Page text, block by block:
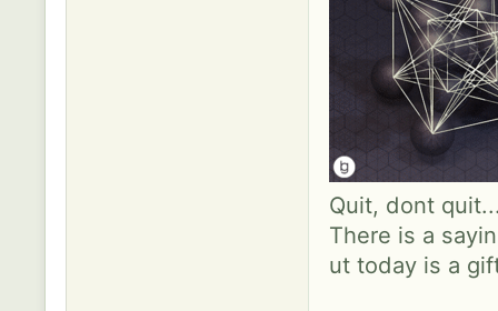
Quit, dont
There is a
ut today is a